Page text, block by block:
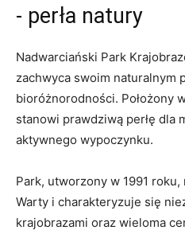
-‌ perła natury
Nadwarciański Park
zachwyca swoim naturalnym
bioróżnorodności. Położony
stanowi ​prawdziwą perłę dla
aktywnego ‌wypoczynku.
Park, utworzony w 1991
Warty i charakteryzuje się⁢
krajobrazami oraz‌ wieloma